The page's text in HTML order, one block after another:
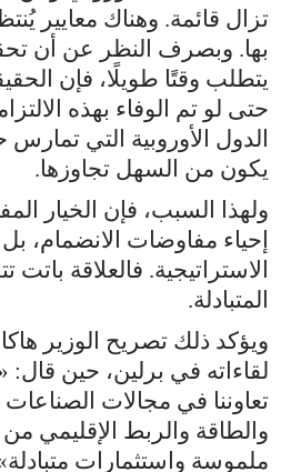
تزال قائمة. وهناك معايير
بها. وبصرف النظر عن أن
يتطلب وقتًا طويلًا، فإن
حتى لو تم الوفاء بهذه
الدول الأوروبية التي
يكون من السهل تجاوزها.
ولهذا السبب، فإن الخيار
إحياء مفاوضات الانضمام،
الاستراتيجية. فالعلاقة
المتبادلة.
ويؤكد ذلك تصريح الوزير
لقاءاته في برلين، حين
تعاوننا في مجالات الصناعات
والطاقة والربط الإقليمي
ملموسة واستثمارات